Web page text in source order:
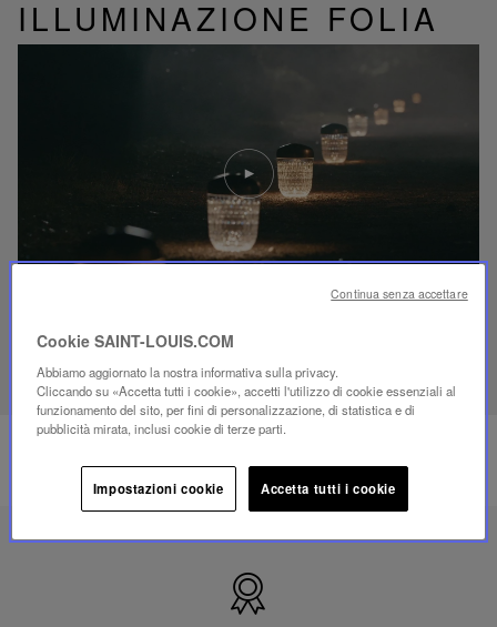
ILLUMINAZIONE FOLIA
SCOPRI IL NOSTRO SAVOIR-FAIRE
Riproduci
video
Video
YouTube,
lampada
portatile
mini
Francia
Cookie SAINT-LOUIS.COM
Abbiamo aggiornato la nostra informativa sulla privacy.
Cliccando su «Accetta tutti i cookie», accetti l'utilizzo di cookie essenziali al
funzionamento del sito, per fini di personalizzazione, di statistica e di
pubblicità mirata, inclusi cookie di terze parti.
Impostazioni cookie Accetta tutti i cookie
Continua senza accettare